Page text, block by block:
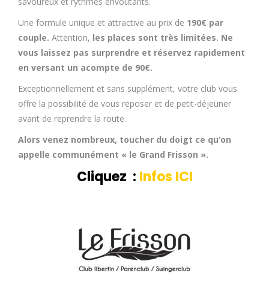
Une formule unique et attractive au prix de 190€ par
couple. Attention, les places sont très limitées. Ne
vous laissez pas surprendre et réservez rapidement
en versant un acompte de 90€.
Exceptionnellement et sans supplément, votre club vous
offre la possibilité de vous reposer et de petit-déjeuner
avant de reprendre la route.
Alors venez nombreux, toucher du doigt ce qu’on
appelle communément « le Grand Frisson ».
Cliquez : Infos ICI